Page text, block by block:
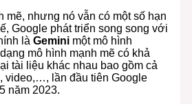
mẽ, nhưng nó vẫn có một số hạn
Google phát triển song song với
là Gemini một mô hình
mô hình mạnh mẽ có khả
tài liệu khác nhau bao gồm cả
video,…, lần đầu tiên Google
năm 2023.